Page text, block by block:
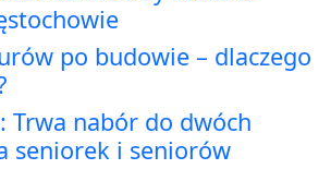
po budowie – dlaczego
Trwa nabór do dwóch
seniorek i seniorów